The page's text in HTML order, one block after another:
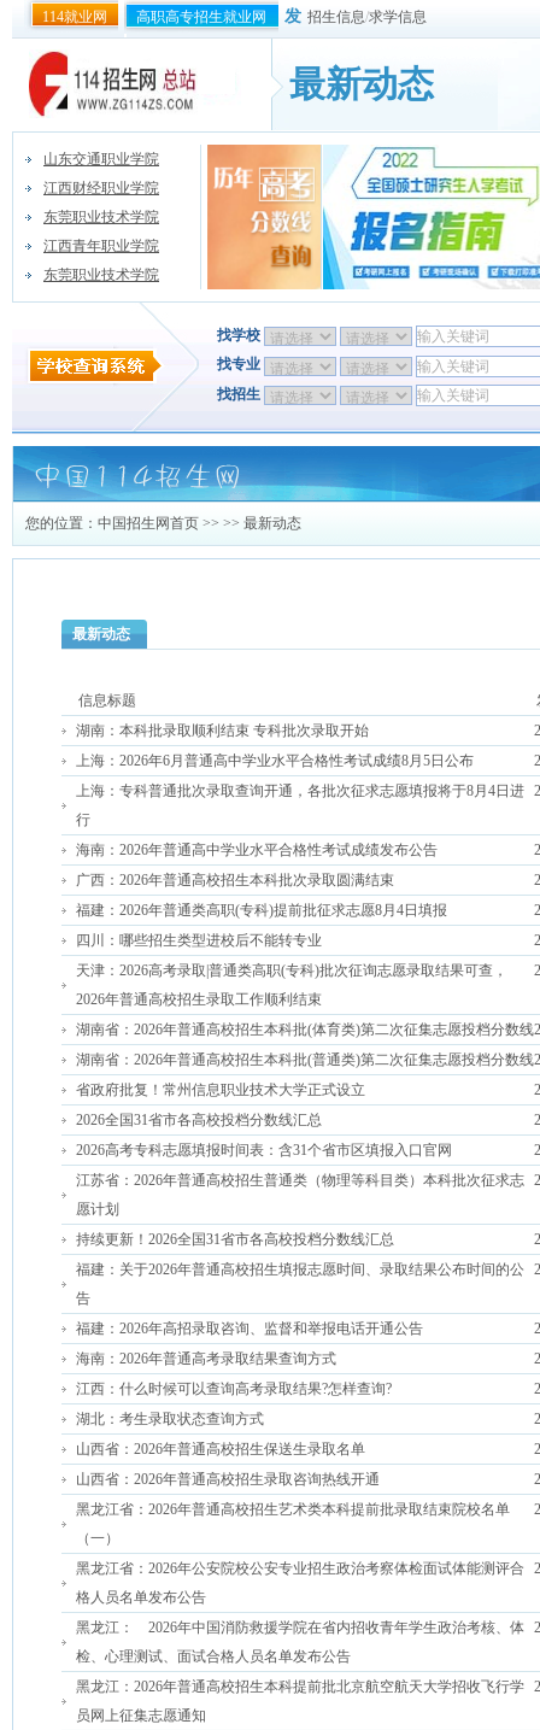
114就业网 高职高专招生就业网 发 招生信息/求学信息
最新动态
山东交通职业学院
江西财经职业学院
东莞职业技术学院
江西青年职业学院
东莞职业技术学院
找学校
找专业
找招生
您的位置： 中国招生网首页 >> >> 最新动态
最新动态
信息标题
湖南：本科批录取顺利结束 专科批次录取开始
上海：2026年6月普通高中学业水平合格性考试成绩8月5日公布
上海：专科普通批次录取查询开通，各批次征求志愿填报将于8月4日进
行
海南：2026年普通高中学业水平合格性考试成绩发布公告
广西：2026年普通高校招生本科批次录取圆满结束
福建：2026年普通类高职(专科)提前批征求志愿8月4日填报
四川：哪些招生类型进校后不能转专业
天津：2026高考录取|普通类高职(专科)批次征询志愿录取结果可查，
2026年普通高校招生录取工作顺利结束
湖南省：2026年普通高校招生本科批(体育类)第二次征集志愿投档分数线
湖南省：2026年普通高校招生本科批(普通类)第二次征集志愿投档分数线
省政府批复！常州信息职业技术大学正式设立
2026全国31省市各高校投档分数线汇总
2026高考专科志愿填报时间表：含31个省市区填报入口官网
江苏省：2026年普通高校招生普通类（物理等科目类）本科批次征求志
愿计划
持续更新！2026全国31省市各高校投档分数线汇总
福建：关于2026年普通高校招生填报志愿时间、录取结果公布时间的公
告
福建：2026年高招录取咨询、监督和举报电话开通公告
海南：2026年普通高考录取结果查询方式
江西：什么时候可以查询高考录取结果?怎样查询?
湖北：考生录取状态查询方式
山西省：2026年普通高校招生保送生录取名单
山西省：2026年普通高校招生录取咨询热线开通
黑龙江省：2026年普通高校招生艺术类本科提前批录取结束院校名单
（一）
黑龙江省：2026年公安院校公安专业招生政治考察体检面试体能测评合
格人员名单发布公告
黑龙江： 2026年中国消防救援学院在省内招收青年学生政治考核、体
检、心理测试、面试合格人员名单发布公告
黑龙江：2026年普通高校招生本科提前批北京航空航天大学招收飞行学
员网上征集志愿通知